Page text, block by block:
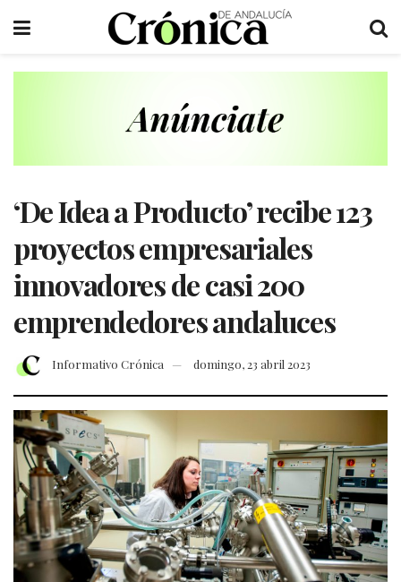
‘De Idea a Producto’ recibe 123
proyectos empresariales
innovadores de casi 200
emprendedores andaluces
Informativo Crónica domingo, 23 abril 2023